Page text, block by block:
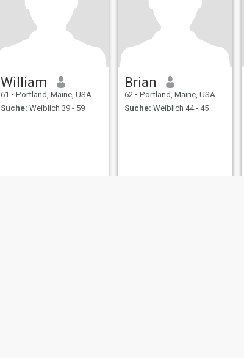
William
61 • Portland, Maine, USA
Suche: Weiblich 39 - 59
Brian
62 • Portland, Maine, USA
Suche: Weiblich 44 - 45